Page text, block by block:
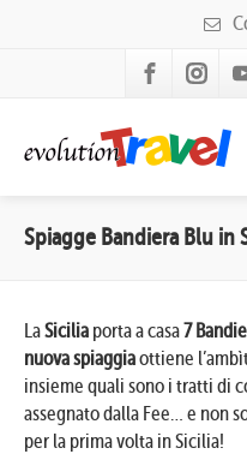
Spiagge Bandiera Blu in
LaSicilia porta a casa7
nuova spiaggiaottiene
insieme quali sono i tratti di
assegnato dalla Fee… e non
per la prima volta in Sicilia!